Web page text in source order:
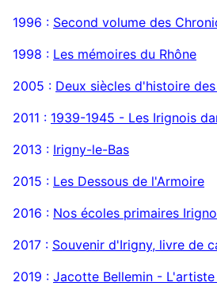
1996 : Second volume des
1998 : Les mémoires du Rhône
2005 : Deux siècles d'histoire
2011 : 1939-1945 - Les Irignois
2013 : Irigny-le-Bas
2015 : Les Dessous de l'Armoire
2016 : Nos écoles primaires
2017 : Souvenir d'Irigny, livre de
2019 : Jacotte Bellemin -